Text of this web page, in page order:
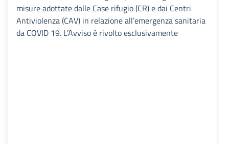
misure adottate dalle Case rifugio (CR) e dai Centri
Antiviolenza (CAV) in relazione all’emergenza sanitaria
da COVID 19. L’Avviso è rivolto esclusivamente